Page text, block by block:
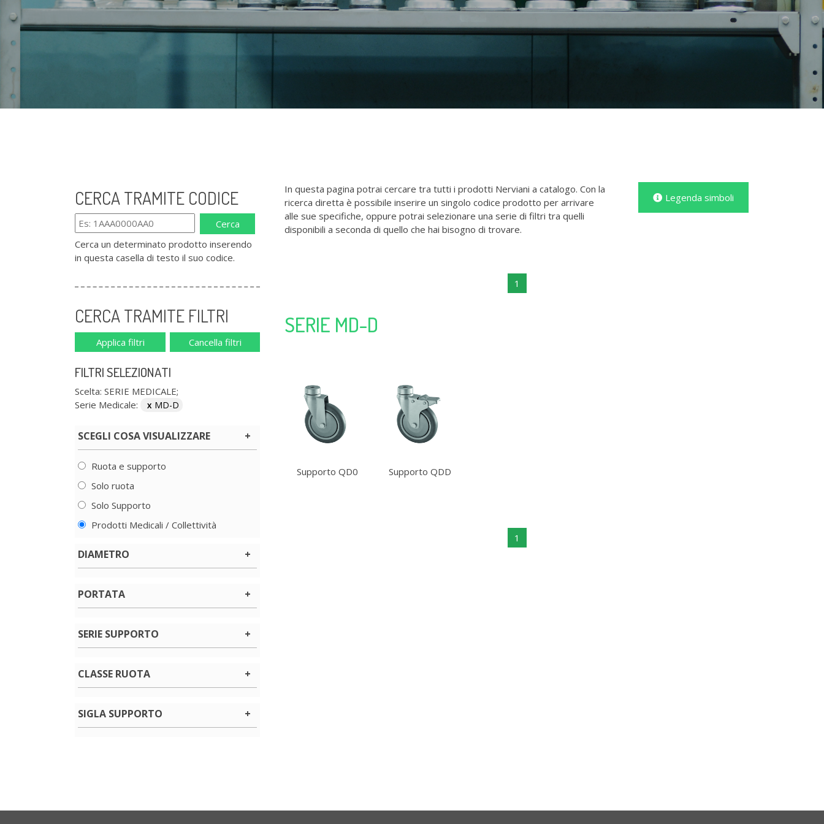
CERCA TRAMITE CODICE
Cerca
Cerca un determinato prodotto inserendo
in questa casella di testo il suo codice.
CERCA TRAMITE FILTRI
Applica filtri Cancella filtri
FILTRI SELEZIONATI
Scelta: SERIE MEDICALE;
Serie Medicale:
MD-D
SCEGLI COSA VISUALIZZARE
Ruota e supporto
Solo ruota
Solo Supporto
Prodotti Medicali / Collettività
DIAMETRO
PORTATA
SERIE SUPPORTO
CLASSE RUOTA
SIGLA SUPPORTO
In questa pagina potrai cercare tra tutti i prodotti Nerviani a catalogo. Con la
ricerca diretta è possibile inserire un singolo codice prodotto per arrivare
alle sue specifiche, oppure potrai selezionare una serie di filtri tra quelli
disponibili a seconda di quello che hai bisogno di trovare.
Legenda simboli
1
SERIE MD-D
Supporto QD0 Supporto QDD
1